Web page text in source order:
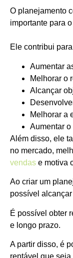
O planejamento
importante para
Ele contribui
Aumentar
Melhorar o
Alcançar
Melhorar a
Aumentar o
Além disso, ele
no mercado,
vendas e motiva
Ao criar um
possível
É possível obter
e longo prazo.
A partir disso, é
rentável que